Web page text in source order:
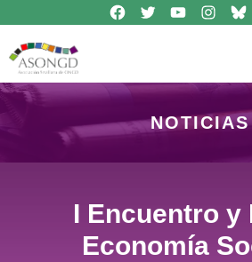
contenido
Síguenos en Facebook
Síguenos en TwitterSíguenos en Youtube
Síguenos
NOTICIAS
I Encuentro y
Economía